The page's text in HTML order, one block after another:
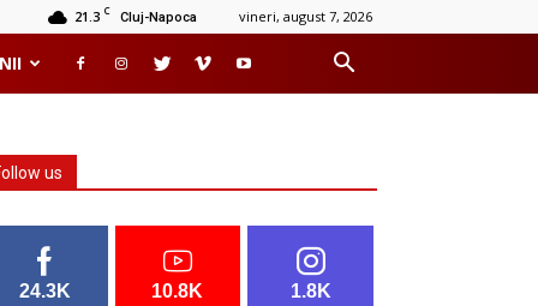
21.3 C Cluj-Napoca vineri, august 7, 2026
us
24.3K 10.8K 1.8K